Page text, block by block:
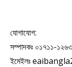
যোগাযোগ:
সম্পাদকঃ ০১৭১১-
ইমেইলঃ